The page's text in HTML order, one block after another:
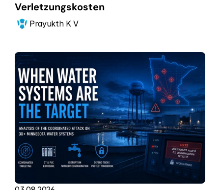
Verletzungskosten
Prayukth K V